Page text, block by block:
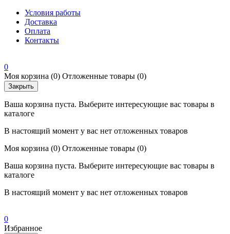
Условия работы
Доставка
Оплата
Контакты
0
Моя корзина (0) Отложенные товары (0)
Закрыть
Ваша корзина пуста. Выберите интересующие вас товары в
каталоге
В настоящий момент у вас нет отложенных товаров
Моя корзина (0) Отложенные товары (0)
Ваша корзина пуста. Выберите интересующие вас товары в
каталоге
В настоящий момент у вас нет отложенных товаров
0
Избранное